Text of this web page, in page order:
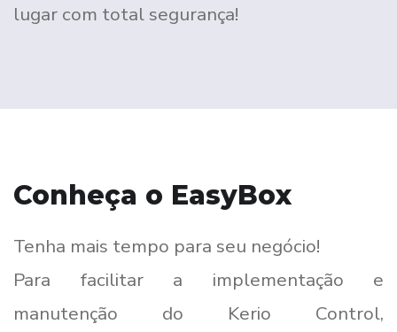
lugar com total segurança!
Conheça o EasyBox
Tenha mais tempo para seu negócio!
Para facilitar a implementação e
manutenção do Kerio Control,